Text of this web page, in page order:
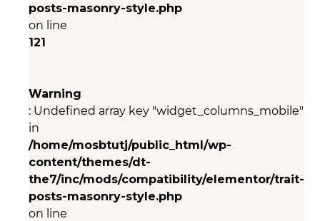
posts-masonry-style.php
on line
121
Warning
: Undefined array key "widget_columns_mobile"
in
/home/mosbtutj/public_html/wp-
content/themes/dt-
the7/inc/mods/compatibility/elementor/trait-
posts-masonry-style.php
on line